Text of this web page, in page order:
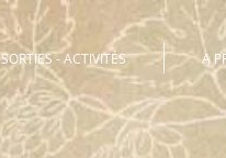
SORTIES - ACTIVITÉS A